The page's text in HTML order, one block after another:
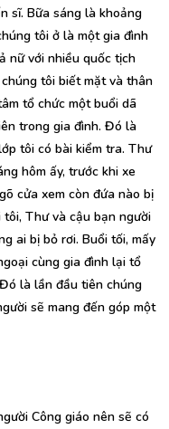
sĩ. Bữa sáng là khoảng
tôi ở là một gia đình
nữ với nhiều quốc tịch
tôi biết mặt và thân
tổ chức một buổi dã
trong gia đình. Đó là
tôi có bài kiểm tra. Thư
hôm ấy, trước khi xe
cửa xem còn đứa nào bị
Thư và cậu bạn người
ai bị bỏ rơi. Buổi tối, mấy
cùng gia đình lại tổ
là lần đầu tiên chúng
sẽ mang đến góp một
Công giáo nên sẽ có